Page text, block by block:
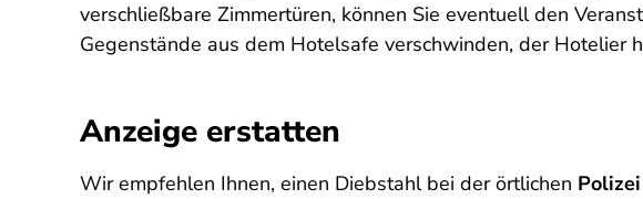
verschließbare Zimmertüren, können Sie eventuell den
Gegenstände aus dem Hotelsafe verschwinden, der Hotelier
Anzeige erstatten
Wir empfehlen Ihnen, einen Diebstahl bei der örtlichen Polizei